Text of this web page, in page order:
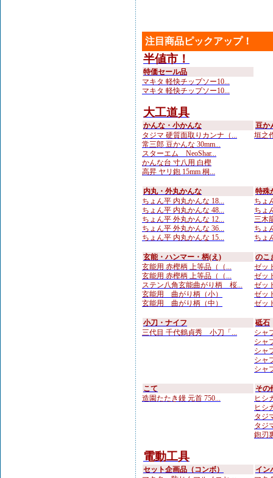
注目商品ピックアップ！
半値市！
特価セール品
マキタ 軽快チップソー10...
マキタ 軽快チップソー10...
大工道具
かんな・小かんな
タジマ 硬質面取りカンナ（...
常三郎 豆かんな 30mm...
スターエム NeoShar...
かんな台 寸八用 白樫
高昇 ヤリ鉋 15mm 桐...
豆か
垣之
内丸・外丸かんな
ちょん平 内丸かんな 18...
ちょん平 内丸かんな 48...
ちょん平 外丸かんな 12...
ちょん平 外丸かんな 36...
ちょん平 内丸かんな 15...
特殊
ちょ
ちょ
三木
ちょ
ちょ
玄能・ハンマー・柄(え)
玄能用 赤樫柄 上等品（（...
玄能用 赤樫柄 上等品（（...
ステン八角玄能曲がり柄 桜...
玄能用 曲がり柄（小）
玄能用 曲がり柄（中）
のこ
ゼッ
ゼッ
ゼッ
ゼッ
ゼッ
小刀・ナイフ
三代目 千代鶴貞秀 小刀「...
砥石
シャ
シャ
シャ
シャ
シャ
こて
造園たたき鏝 元首 750...
その
ヒシ
ヒシ
タジ
タジ
鉋刃
電動工具
セット企画品（コンボ）
イン